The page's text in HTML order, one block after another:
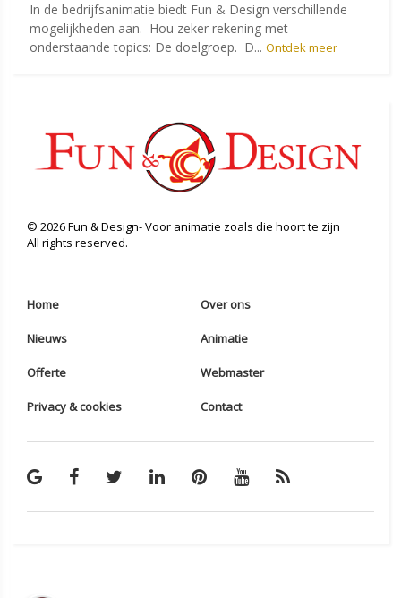
In de bedrijfsanimatie biedt Fun & Design verschillende
mogelijkheden aan. Hou zeker rekening met
onderstaande topics: De doelgroep. D... Ontdek meer
©2026Fun & Design- Voor animatie zoals die hoort te zijn
All rights reserved.
Home Over ons
Nieuws Animatie
Offerte Webmaster
Privacy & cookies Contact